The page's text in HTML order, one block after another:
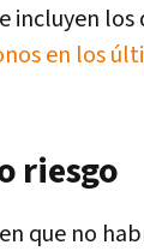
en los
riesgo
que no